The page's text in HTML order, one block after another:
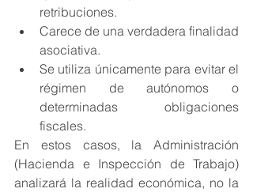
retribuciones.
Carece de una verdadera finalidad
asociativa.
Se utiliza únicamente para evitar el
régimen de autónomos o
determinadas obligaciones
fiscales.
En estos casos, la Administración
(Hacienda e Inspección de Trabajo)
analizará la realidad económica, no la